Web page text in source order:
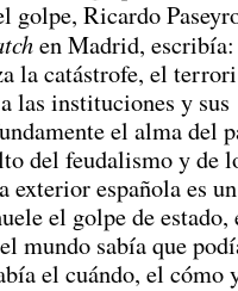
golpe, Ricardo
en Madrid,
la catástrofe, el
las instituciones y sus
el alma del
del feudalismo y de
española es
el golpe de estado,
mundo sabía que
el cuándo, el cómo